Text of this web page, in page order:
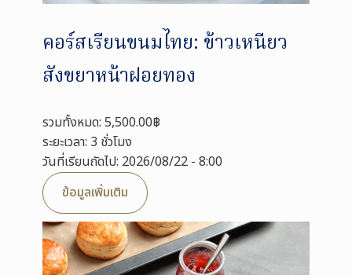
คอร์สเรียนขนมไทย: ข้าวเหนียว
สังขยาหน้าฝอยทอง
รวมทั้งหมด: 5,500.00฿
ระยะเวลา: 3 ชั่วโมง
วันที่เรียนถัดไป: 2026/08/22 - 8:00
ข้อมูลเพิ่มเติม